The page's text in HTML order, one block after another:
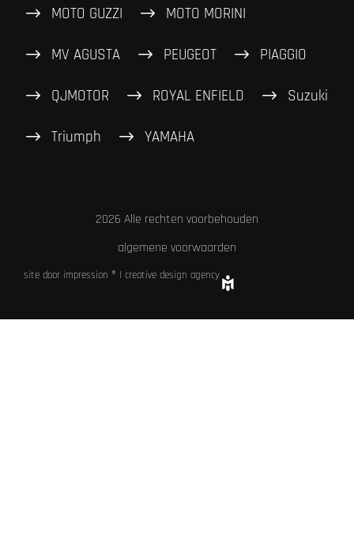
MOTO GUZZI MOTO MORINI
MV AGUSTA PEUGEOT PIAGGIO
QJMOTOR ROYAL ENFIELD Suzuki
Triumph YAMAHA
2026 Alle rechten voorbehouden
algemene voorwaarden
site door impression ® | creative design agency